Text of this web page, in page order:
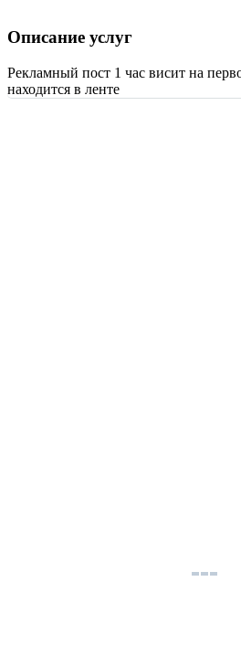
Описание услуг
Рекламный пост 1 час висит на
находится в ленте